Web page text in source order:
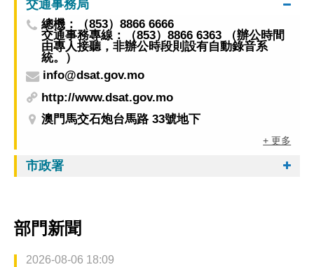
交通事務局
總機：（853）8866 6666
交通事務專線：（853）8866 6363 （辦公時間
由專人接聽，非辦公時段則設有自動錄音系
統。）
info@dsat.gov.mo
http://www.dsat.gov.mo
澳門馬交石炮台馬路 33號地下
+ 更多
市政署
部門新聞
2026-08-06 18:09